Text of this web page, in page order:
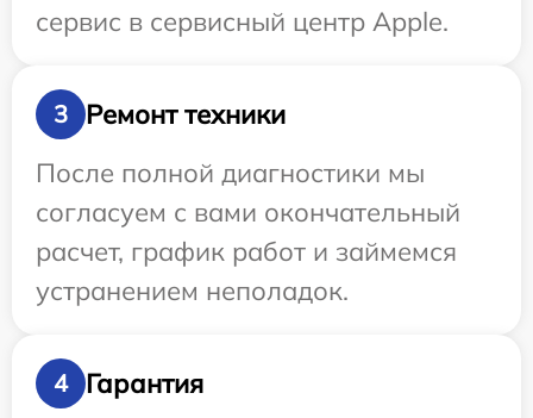
сервис в сервисный центр Apple.
3
Ремонт техники
После полной диагностики мы
согласуем с вами окончательный
расчет, график работ и займемся
устранением неполадок.
4
Гарантия